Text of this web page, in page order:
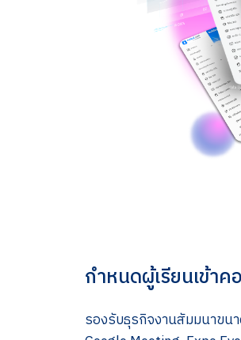
กำหนดผู้เรียนเข้า
รองรับธุรกิจงานสัมมนาขน